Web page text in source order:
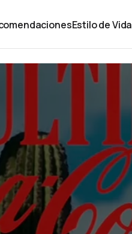
Estilo de Vida